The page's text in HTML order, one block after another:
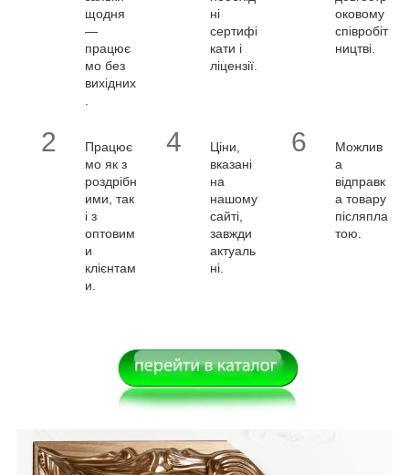
щодня
—
працює
мо без
вихідних
ні
сертифі
кати і
ліцензії.
оковому
співробіт
ництві.
2
Працює
мо як з
роздрібн
ими, так
і з
оптовим
и
клієнтам
и.
4
Ціни,
вказані
на
нашому
сайті,
завжди
актуаль
ні.
6
Можлив
а
відправк
а товару
післяпла
тою.